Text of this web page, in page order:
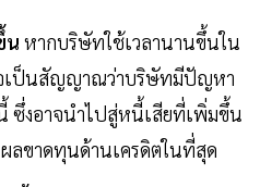
น หากบริษัทใช้เวลานานขึ้นใน
จเป็นสัญญาณว่าบริษัทมีปัญหา
ซึ่งอาจนำไปสู่หนี้เสียที่เพิ่มขึ้น
ขาดทุนด้านเครดิตในที่สุด